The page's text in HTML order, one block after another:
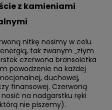
z kamieniami
nitkę nosimy w celu
tak zwanym „złym
czerwona bransoletka
powodzenie na każdej
duchowej,
finansowej. Czerwoną
na nadgarstku ręki
nie piszemy).